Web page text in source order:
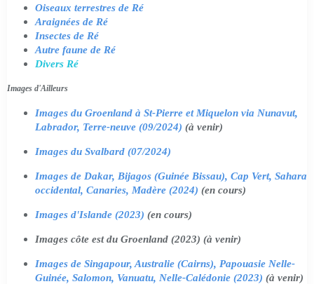
Oiseaux terrestres de Ré
Araignées de Ré
Insectes de Ré
Autre faune de Ré
Divers Ré
Images d'Ailleurs
Images du Groenland à St-Pierre et Miquelon via Nunavut,
Labrador, Terre-neuve (09/2024) (à venir)
Images du Svalbard (07/2024)
Images de Dakar, Bijagos (Guinée Bissau), Cap Vert, Sahara
occidental, Canaries, Madère (2024) (en cours)
Images d'Islande (2023) (en cours)
Images côte est du Groenland (2023) (à venir)
Images de Singapour, Australie (Cairns), Papouasie Nelle-
Guinée, Salomon, Vanuatu, Nelle-Calédonie (2023) (à venir)